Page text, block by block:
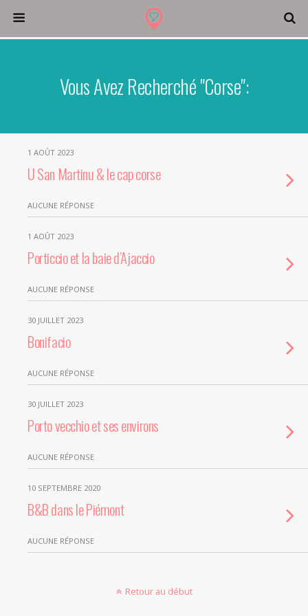
Vous Avez Recherché "corse":
1 AOÛT 2023
U San Martinu & le cap corse
AUCUNE RÉPONSE
1 AOÛT 2023
Porticcio et la baie d’Ajaccio
AUCUNE RÉPONSE
30 JUILLET 2023
Bonifacio
AUCUNE RÉPONSE
30 JUILLET 2023
Porto vecchio et ses environs
AUCUNE RÉPONSE
10 SEPTEMBRE 2020
B&B dans le Piémont
AUCUNE RÉPONSE
Retour au début